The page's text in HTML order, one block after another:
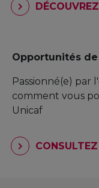
Opportunités
Passionné(e) par
comment vous
Unicaf